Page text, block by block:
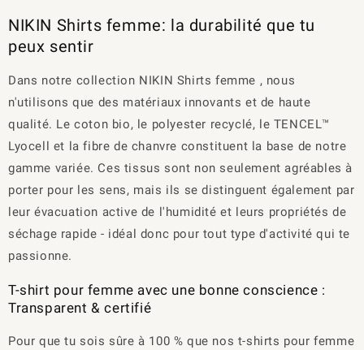
NIKIN Shirts femme: la durabilité que tu
peux sentir
Dans notre collection NIKIN Shirts femme , nous
n'utilisons que des matériaux innovants et de haute
qualité. Le coton bio, le polyester recyclé, le TENCEL™
Lyocell et la fibre de chanvre constituent la base de notre
gamme variée. Ces tissus sont non seulement agréables à
porter pour les sens, mais ils se distinguent également par
leur évacuation active de l'humidité et leurs propriétés de
séchage rapide - idéal donc pour tout type d'activité qui te
passionne.
T-shirt pour femme avec une bonne conscience :
Transparent & certifié
Pour que tu sois sûre à 100 % que nos t-shirts pour femme